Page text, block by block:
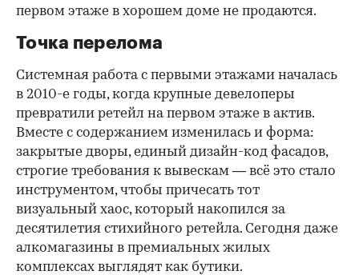
первом этаже в хорошем доме не продаются.
Точка перелома
Системная работа с первыми этажами началась
в 2010-е годы, когда крупные девелоперы
превратили ретейл на первом этаже в актив.
Вместе с содержанием изменилась и форма:
закрытые дворы, единый дизайн-код фасадов,
строгие требования к вывескам — всё это стало
инструментом, чтобы причесать тот
визуальный хаос, который накопился за
десятилетия стихийного ретейла. Сегодня даже
алкомагазины в премиальных жилых
комплексах выглядят как бутики.